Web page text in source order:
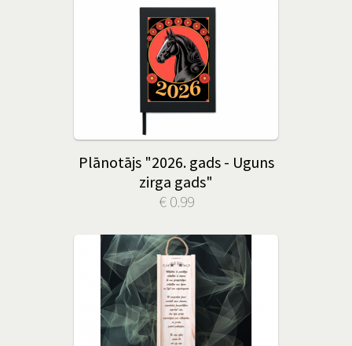
Plānotājs "2026. gads - Uguns
zirga gads"
€ 0.99